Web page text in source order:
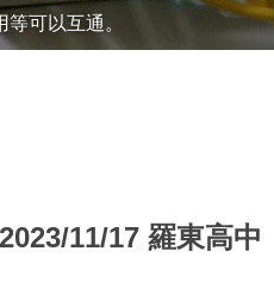
可以互通。
11/17 羅東高中